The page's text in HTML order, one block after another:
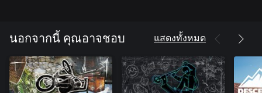
Customizable Characters - The possibilities are endless to
personalize the Skater XL experience. Players can customize their
hoodies, hats and shoes from over 30 of the most recognized
skate brands like Vans, Santa Cruz, DC Shoes, Independent, Lakai
and many more.
นอกจากนี้ คุณอาจชอบ แสดงทั้งหมด